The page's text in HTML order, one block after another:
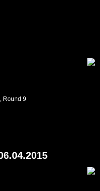
Round 9